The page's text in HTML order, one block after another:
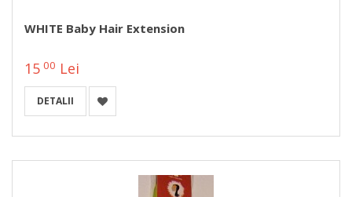
WHITE Baby Hair Extension
15 00 Lei
DETALII